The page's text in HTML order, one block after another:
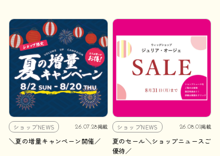
ショップNEWS 26.07.28掲載
＼夏の増量キャンペーン開催／
ショップNEWS 26.08.01掲載
夏のセール＼ショップニュースご
優待／